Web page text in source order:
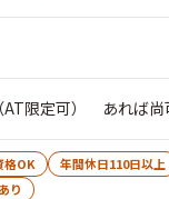
AT限定可） あれば
格OK
年間休日110日以上
り